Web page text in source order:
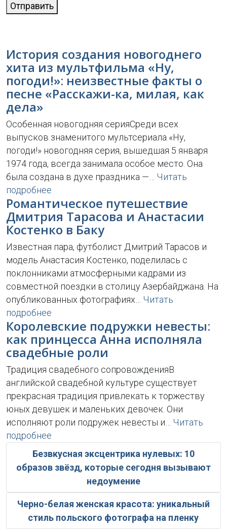
Отправить
История создания новогоднего
хита из мультфильма «Ну,
погоди!»: неизвестные факты о
песне «Расскажи-ка, милая, как
дела»
Особенная новогодняя серияСреди всех
выпусков знаменитого мультсериала «Ну,
погоди!» новогодняя серия, вышедшая 5 января
1974 года, всегда занимала особое место. Она
была создана в духе праздника —… Читать
подробнее
Романтическое путешествие
Дмитрия Тарасова и Анастасии
Костенко в Баку
Известная пара, футболист Дмитрий Тарасов и
модель Анастасия Костенко, поделилась с
поклонниками атмосферными кадрами из
совместной поездки в столицу Азербайджана. На
опубликованных фотографиях… Читать
подробнее
Королевские подружки невесты:
как принцесса Анна исполняла
свадебные роли
Традиция свадебного сопровожденияВ
английской свадебной культуре существует
прекрасная традиция привлекать к торжеству
юных девушек и маленьких девочек. Они
исполняют роли подружек невесты и… Читать
подробнее
Безвкусная эксцентрика нулевых: 10
образов звёзд, которые сегодня вызывают
недоумение
Черно-белая женская красота: уникальный
стиль польского фотографа на пленку